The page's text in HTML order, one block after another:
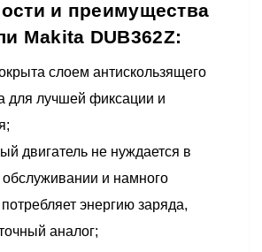
и преимущества
Makita DUB362Z:
слоем антискользящего
для лучшей фиксации и
двигатель не нуждается в
и намного
энергию заряда,
аналог;